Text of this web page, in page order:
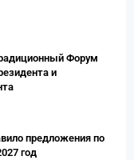
Форум
и
предложения по
год